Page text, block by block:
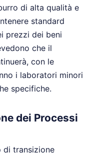
di alta qualità e
standard
prezzi dei beni
che il
con le
i laboratori minori
specifiche.
dei Processi
di transizione